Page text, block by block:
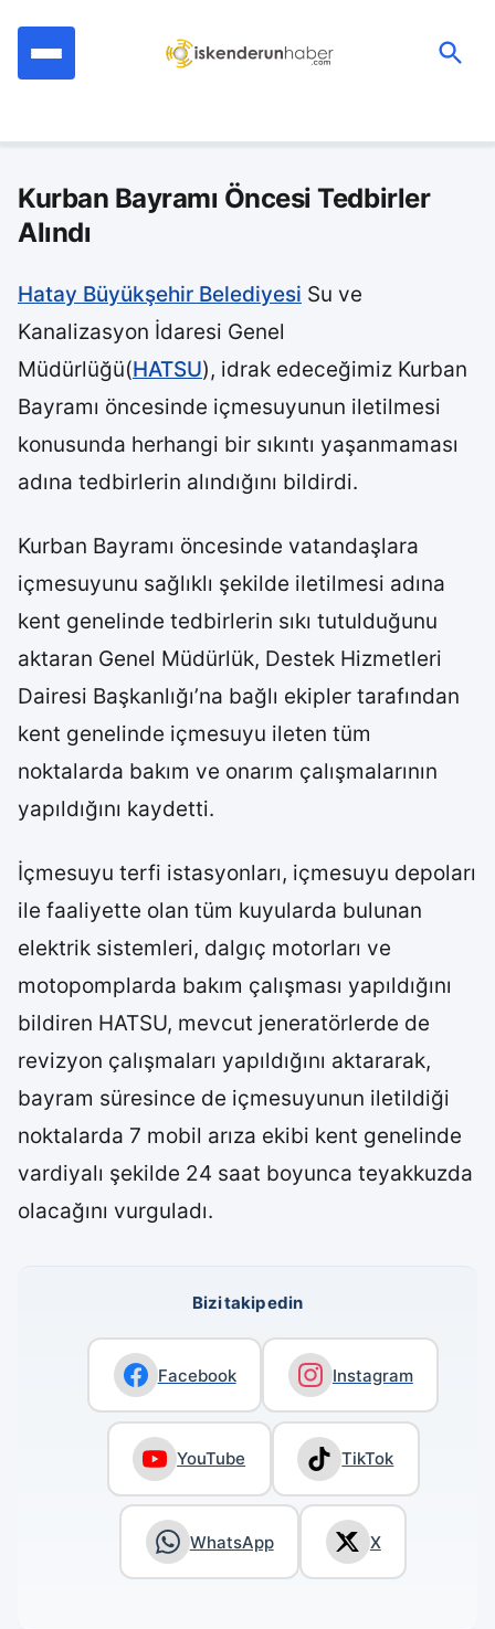
Kurban Bayramı Öncesi Tedbirler
Alındı
Hatay Büyükşehir Belediyesi Su ve
Kanalizasyon İdaresi Genel
Müdürlüğü(HATSU), idrak edeceğimiz Kurban
Bayramı öncesinde içmesuyunun iletilmesi
konusunda herhangi bir sıkıntı yaşanmaması
adına tedbirlerin alındığını bildirdi.
Kurban Bayramı öncesinde vatandaşlara
içmesuyunu sağlıklı şekilde iletilmesi adına
kent genelinde tedbirlerin sıkı tutulduğunu
aktaran Genel Müdürlük, Destek Hizmetleri
Dairesi Başkanlığı’na bağlı ekipler tarafından
kent genelinde içmesuyu ileten tüm
noktalarda bakım ve onarım çalışmalarının
yapıldığını kaydetti.
İçmesuyu terfi istasyonları, içmesuyu depoları
ile faaliyette olan tüm kuyularda bulunan
elektrik sistemleri, dalgıç motorları ve
motopomplarda bakım çalışması yapıldığını
bildiren HATSU, mevcut jeneratörlerde de
revizyon çalışmaları yapıldığını aktararak,
bayram süresince de içmesuyunun iletildiği
noktalarda 7 mobil arıza ekibi kent genelinde
vardiyalı şekilde 24 saat boyunca teyakkuzda
olacağını vurguladı.
Bizi takip edin
Facebook Instagram
YouTube TikTok
WhatsApp X